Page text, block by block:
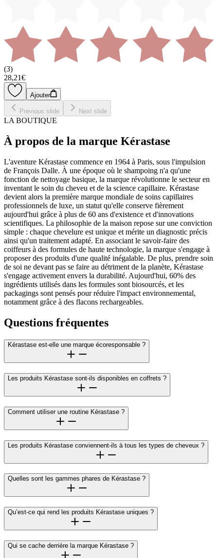
(3)
28,21€
Ajouter
Previous slide Next slide
LA BOUTIQUE
À propos de la marque Kérastase
L'aventure Kérastase commence en 1964 à Paris, sous l'impulsion
de François Dalle. À une époque où le shampoing n'a qu'une
fonction de nettoyage basique, la marque révolutionne le secteur en
inventant le soin du cheveu et de la science capillaire. Kérastase
devient alors la première marque mondiale de soins capillaires
professionnels de luxe, un statut qu'elle conserve fièrement
aujourd'hui grâce à plus de 60 ans d'existence et d'innovations
scientifiques. La philosophie de la maison repose sur une conviction
simple : chaque chevelure est unique et mérite un diagnostic précis
ainsi qu'un traitement adapté. En associant le savoir-faire des
coiffeurs à des formules de haute technologie, la marque s'engage à
proposer des produits d'une qualité inégalable. De plus, prendre soin
de soi ne devant pas se faire au détriment de la planète, Kérastase
s'engage activement envers la durabilité. Aujourd'hui, 60% des
ingrédients utilisés dans les formules sont biosourcés, et les
packagings sont pensés pour réduire l'impact environnemental,
notamment grâce à des flacons rechargeables.
Questions fréquentes
Kérastase est-elle une marque écoresponsable ?
Les produits Kérastase sont-ils disponibles en coffrets ?
Comment utiliser une routine Kérastase ?
Les produits Kérastase conviennent-ils à tous les types de cheveux ?
Quelles sont les gammes phares de Kérastase ?
Qu’est-ce qui rend les produits Kérastase uniques ?
Qui se cache derrière la marque Kérastase ?